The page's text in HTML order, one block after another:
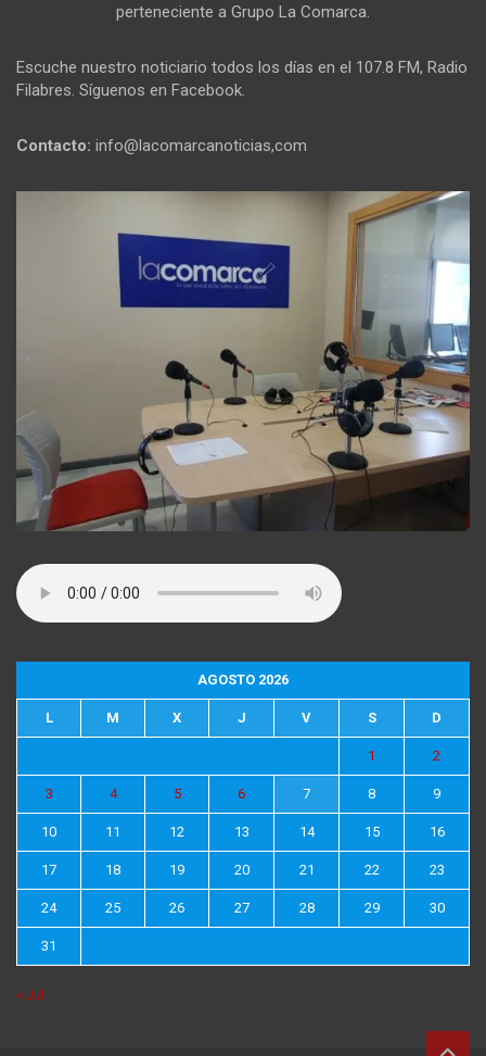
perteneciente a Grupo La Comarca.
Escuche nuestro noticiario todos los días en el 107.8 FM, Radio
Filabres. Síguenos en Facebook.
Contacto: info@lacomarcanoticias,com
AGOSTO 2026
L M X J V S D
1 2
3 4 5 6 7 8 9
10 11 12 13 14 15 16
17 18 19 20 21 22 23
24 25 26 27 28 29 30
31
« Jul